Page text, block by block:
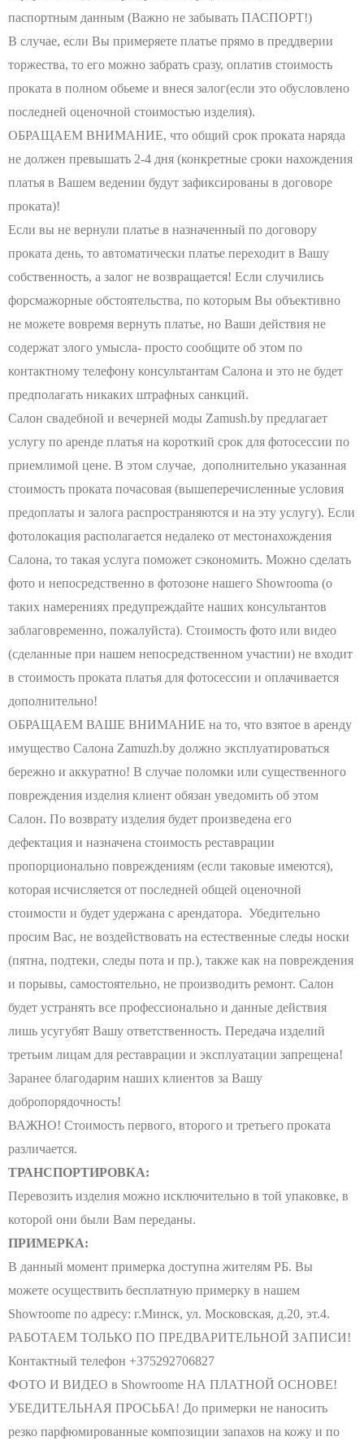
паспортным данным (Важно не забывать ПАСПОРТ!)
В случае, если Вы примеряете платье прямо в преддверии
торжества, то его можно забрать сразу, оплатив стоимость
проката в полном обьеме и внеся залог(если это обусловлено
последней оценочной стоимостью изделия).
ОБРАЩАЕМ ВНИМАНИЕ, что общий срок проката наряда
не должен превышать 2-4 дня (конкретные сроки нахождения
платья в Вашем ведении будут зафиксированы в договоре
проката)!
Если вы не вернули платье в назначенный по договору
проката день, то автоматически платье переходит в Вашу
собственность, а залог не возвращается! Если случились
форсмажорные обстоятельства, по которым Вы объективно
не можете вовремя вернуть платье, но Ваши действия не
содержат злого умысла- просто сообщите об этом по
контактному телефону консультантам Салона и это не будет
предполагать никаких штрафных санкций.
Салон свадебной и вечерней моды Zamush.by предлагает
услугу по аренде платья на короткий срок для фотосессии по
приемлимой цене. В этом случае, дополнительно указанная
стоимость проката почасовая (вышеперечисленные условия
предоплаты и залога распространяются и на эту услугу). Если
фотолокация располагается недалеко от местонахождения
Салона, то такая услуга поможет сэкономить. Можно сделать
фото и непосредственно в фотозоне нашего Showroomа (о
таких намерениях предупреждайте наших консультантов
заблаговременно, пожалуйста). Стоимость фото или видео
(сделанные при нашем непосредственном участии) не входит
в стоимость проката платья для фотосессии и оплачивается
дополнительно!
ОБРАЩАЕМ ВАШЕ ВНИМАНИЕ на то, что взятое в аренду
имущество Салона Zamuzh.by должно эксплуатироваться
бережно и аккуратно! В случае поломки или существенного
повреждения изделия клиент обязан уведомить об этом
Салон. По возврату изделия будет произведена его
дефектация и назначена стоимость реставрации
пропорционально повреждениям (если таковые имеются),
которая исчисляется от последней общей оценочной
стоимости и будет удержана с арендатора. Убедительно
просим Вас, не воздействовать на естественные следы носки
(пятна, подтеки, следы пота и пр.), также как на повреждения
и порывы, самостоятельно, не производить ремонт. Салон
будет устранять все профессионально и данные действия
лишь усугубят Вашу ответственность. Передача изделий
третьим лицам для реставрации и эксплуатации запрещена!
Заранее благодарим наших клиентов за Вашу
добропорядочность!
ВАЖНО! Стоимость первого, второго и третьего проката
различается.
ТРАНСПОРТИРОВКА:
Перевозить изделия можно исключительно в той упаковке, в
которой они были Вам переданы.
ПРИМЕРКА:
В данный момент примерка доступна жителям РБ. Вы
можете осуществить бесплатную примерку в нашем
Showroomе по адресу: г.Минск, ул. Московская, д.20, эт.4.
РАБОТАЕМ ТОЛЬКО ПО ПРЕДВАРИТЕЛЬНОЙ ЗАПИСИ!
Контактный телефон +375292706827
ФОТО И ВИДЕО в Showroomе НА ПЛАТНОЙ ОСНОВЕ!
УБЕДИТЕЛЬНАЯ ПРОСЬБА! До примерки не наносить
резко парфюмированные композиции запахов на кожу и по